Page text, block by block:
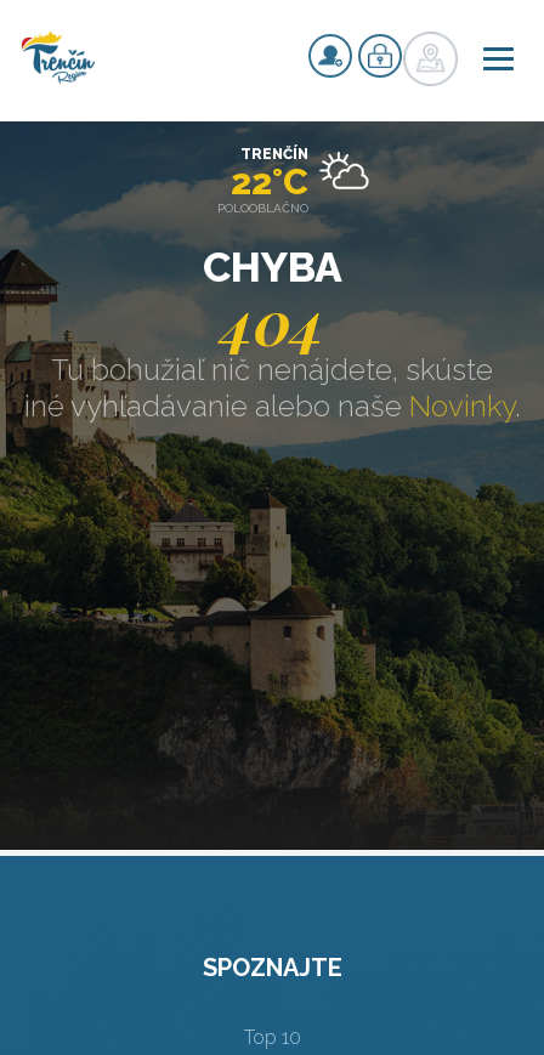
CHYBA
404
Tu bohužiaľ nič nenájdete, skúste
iné vyhľadávanie alebo naše Novinky.
TRENČÍN
22°C
POLOOBLAČNO
SPOZNAJTE
Top 10